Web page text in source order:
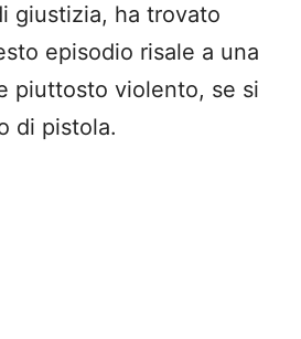
giustizia, ha trovato
episodio risale a una
piuttosto violento, se si
di pistola.